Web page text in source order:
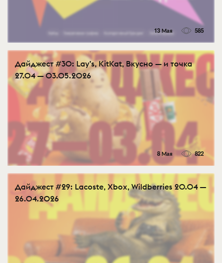
13 Мая 585
Дайджест #30: Lay’s, KitKat, Вкусно — и точка
27.04 — 03.05.2026
8 Мая 822
Дайджест #29: Lacoste, Xbox, Wildberries 20.04 —
26.04.2026